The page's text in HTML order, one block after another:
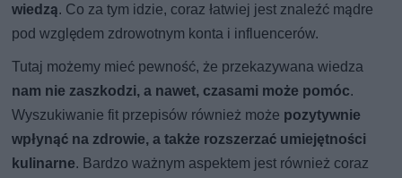
wiedzą. Co za tym idzie, coraz łatwiej jest znaleźć mądre
pod względem zdrowotnym konta i influencerów.
Tutaj możemy mieć pewność, że przekazywana wiedza
nam nie zaszkodzi, a nawet, czasami może pomóc.
Wyszukiwanie fit przepisów również może pozytywnie
wpłynąć na zdrowie, a także rozszerzać umiejętności
kulinarne. Bardzo ważnym aspektem jest również coraz